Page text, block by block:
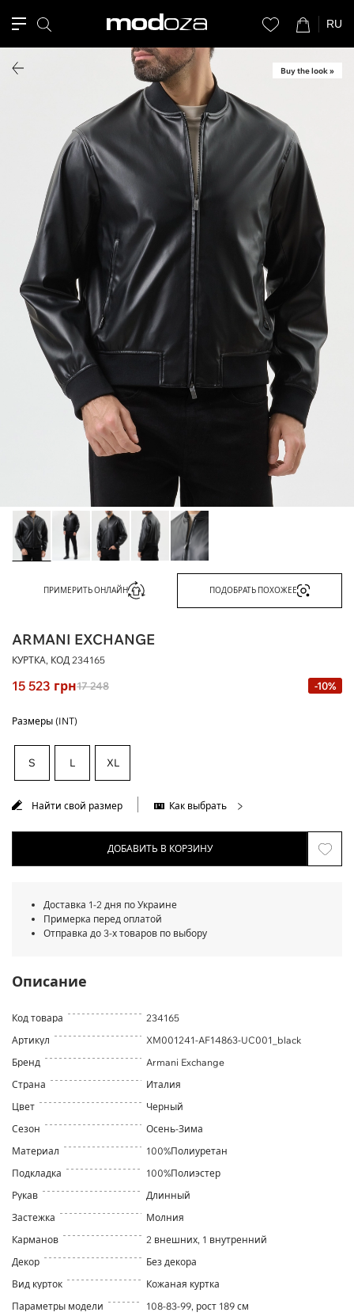
RU
Buy the look »
ПРИМЕРИТЬ ОНЛАЙН ПОДОБРАТЬ ПОХОЖЕЕ
ARMANI EXCHANGE
КУРТКА, КОД 234165
15 523 грн17 248 -10%
Размеры (INT)
S L XL
Найти свой размер Как выбрать
ДОБАВИТЬ В КОРЗИНУ
Доставка 1-2 дня по Украине
Примерка перед оплатой
Отправка до 3-х товаров по выбору
Описание
Код товара
234165
Артикул
XM001241-AF14863-UC001_black
Бренд
Armani Exchange
Страна
Италия
Цвет
Черный
Сезон
Осень-Зима
Материал
100%Полиуретан
Подкладка
100%Полиэстер
Рукав
Длинный
Застежка
Молния
Карманов
2 внешних, 1 внутренний
Декор
Без декора
Вид курток
Кожаная куртка
Параметры модели
108-83-99, рост 189 см